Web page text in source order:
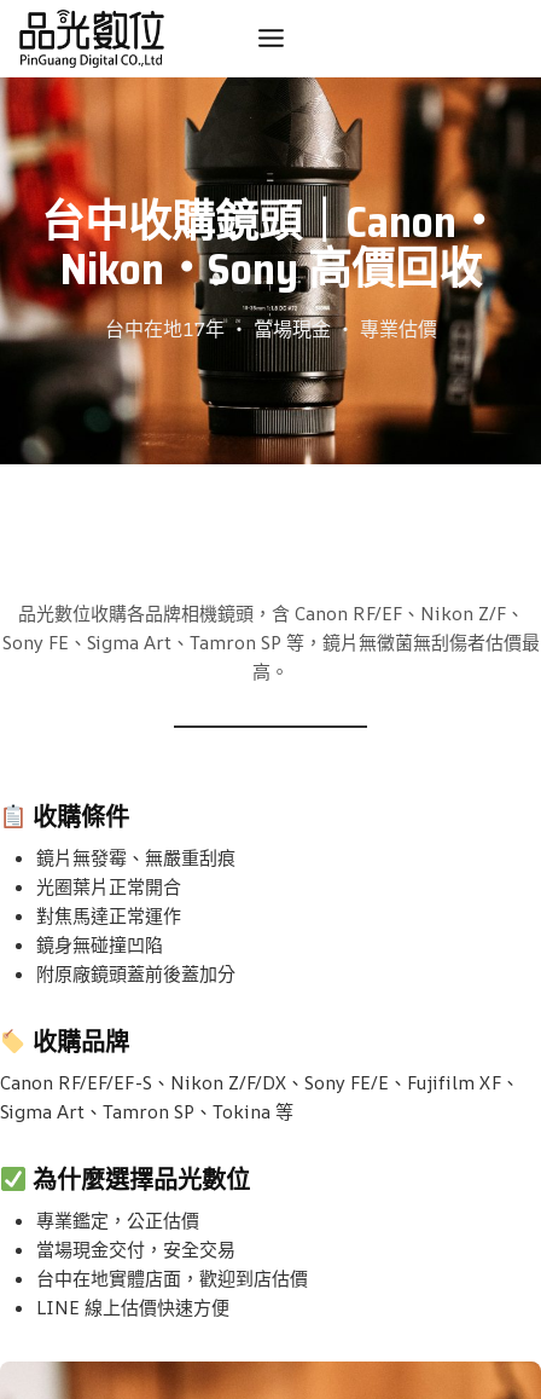
Skip
content
台中收購鏡頭｜Canon・
Nikon・Sony 高價回收
台中在地17年 ・ 當場現金 ・ 專業估價
品光數位收購各品牌相機鏡頭，含 Canon RF/EF、Nikon Z/F、
Sony FE、Sigma Art、Tamron SP 等，鏡片無黴菌無刮傷者估價最
高。
收購條件
鏡片無發霉、無嚴重刮痕
光圈葉片正常開合
對焦馬達正常運作
鏡身無碰撞凹陷
附原廠鏡頭蓋前後蓋加分
收購品牌
Canon RF/EF/EF-S、Nikon Z/F/DX、Sony FE/E、Fujifilm XF、
Sigma Art、Tamron SP、Tokina 等
為什麼選擇品光數位
專業鑑定，公正估價
當場現金交付，安全交易
台中在地實體店面，歡迎到店估價
LINE 線上估價快速方便